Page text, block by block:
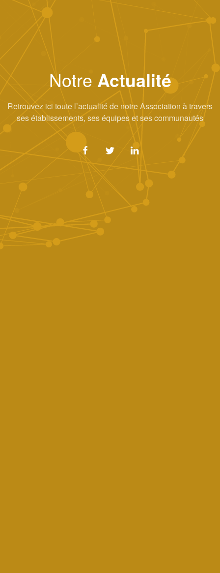
Notre Actualité
Retrouvez ici toute l’actualité de notre Association à travers
ses établissements, ses équipes et ses communautés